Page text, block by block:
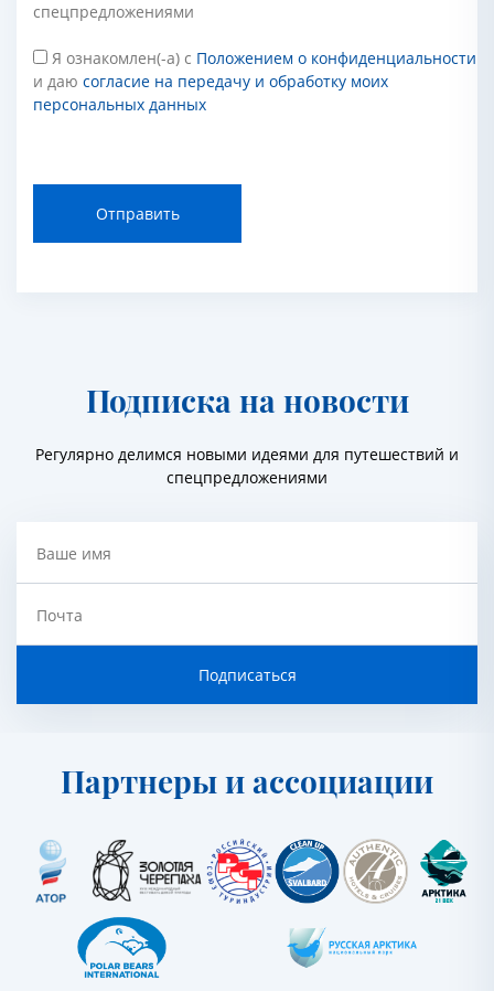
спецпредложениями
Я ознакомлен(-а) с Положением о конфиденциальности
и даю согласие на передачу и обработку моих
персональных данных
Отправить
Подписка на новости
Регулярно делимся новыми идеями для путешествий и
спецпредложениями
Ваше имя
Почта
Подписаться
Партнеры и ассоциации